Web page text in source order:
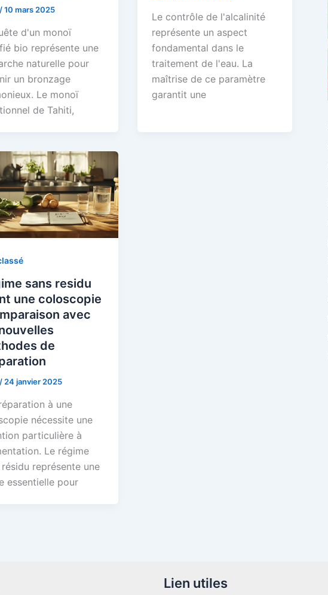
/10 mars 2025
d'un monoï
bio représente une
naturelle pour
un bronzage
Le monoï
de Tahiti,
Le contrôle de l'alcalinité
représente un aspect
fondamental dans le
traitement de l'eau. La
maîtrise de ce paramètre
garantit une
sans residu
une coloscopie
avec
de
/24 janvier 2025
à une
nécessite une
particulière à
Le régime
résidu représente une
essentielle pour
Lien utiles